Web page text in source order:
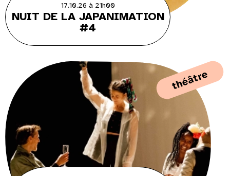
17.10.26 à 21h00
NUIT DE LA JAPANIMATION
#4
théâtre